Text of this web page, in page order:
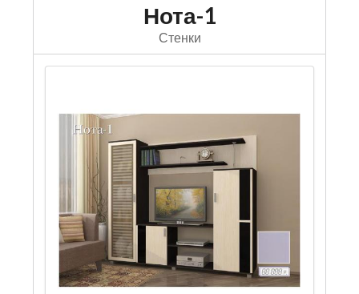
Нота-1
Стенки